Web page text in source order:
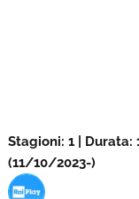
Stagioni: 1 | Durata:
(11/10/2023-)